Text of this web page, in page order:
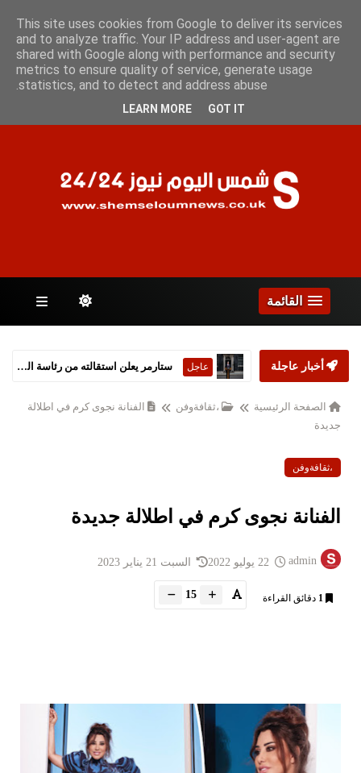
الجمعة 7 أغسطس 2026
الصفحات
القائمة
أخبار عاجلة عاجل ستارمر يعلن استقالته من رئاسة الحكومة البريطانية
الصفحة الرئيسية ،ثقافةوفن
الفنانة نجوى كرم في اطلالة
جديدة
،ثقافةوفن
الفنانة نجوى كرم في اطلالة جديدة
admin السبت 21 يناير 2023
1 دقائق القراءة 15
This site uses cookies from Google to deliver its services
and to analyze traffic. Your IP address and user-agent are
shared with Google along with performance and security
metrics to ensure quality of service, generate usage
statistics, and to detect and address abuse.
LEARN MORE GOT IT